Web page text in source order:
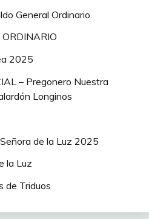
General Ordinario.
2025
– Pregonero Nuestra
Longinos
de la Luz 2025
la Luz
de Triduos